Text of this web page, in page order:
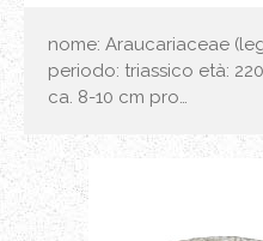
nome: Araucariaceae
periodo: triassico età:
ca. 8-10 cm pro…